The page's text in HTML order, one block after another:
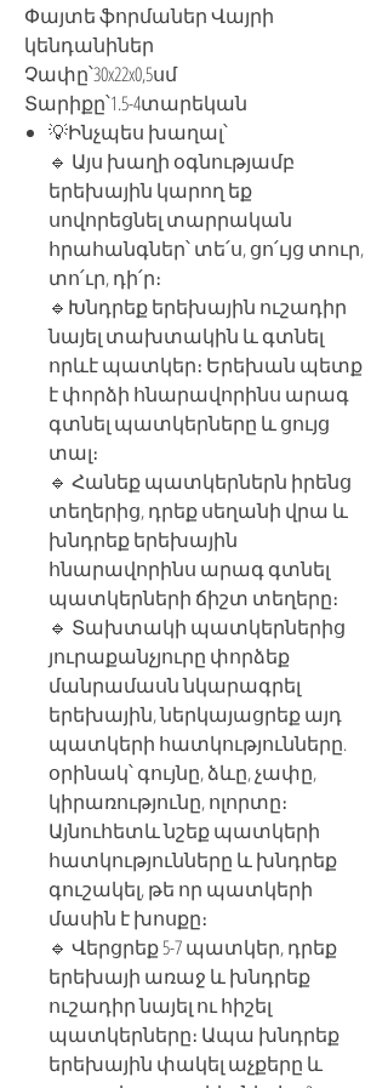
Փայտե ֆորմաներ Վայրի
կենդանիներ
Չափը՝30x22x0,5սմ
Տարիքը՝1.5-4տարեկան
💡Ինչպես խաղալ՝
🔹 Այս խաղի օգնությամբ
երեխային կարող եք
սովորեցնել տարրական
հրահանգներ՝ տե՛ս, ցո՛ւյց տուր,
տո՛ւր, դի՛ր։
🔹Խնդրեք երեխային ուշադիր
նայել տախտակին և գտնել
որևէ պատկեր։ Երեխան պետք
է փորձի հնարավորինս արագ
գտնել պատկերները և ցույց
տալ։
🔹 Հանեք պատկերներն իրենց
տեղերից, դրեք սեղանի վրա և
խնդրեք երեխային
հնարավորինս արագ գտնել
պատկերների ճիշտ տեղերը։
🔹 Տախտակի պատկերներից
յուրաքանչյուրը փորձեք
մանրամասն նկարագրել
երեխային, ներկայացրեք այդ
պատկերի հատկությունները.
օրինակ՝ գույնը, ձևը, չափը,
կիրառությունը, ոլորտը։
Այնուհետև նշեք պատկերի
հատկությունները և խնդրեք
գուշակել, թե որ պատկերի
մասին է խոսքը։
🔹 Վերցրեք 5-7 պատկեր, դրեք
երեխայի առաջ և խնդրեք
ուշադիր նայել ու հիշել
պատկերները։ Ապա խնդրեք
երեխային փակել աչքերը և